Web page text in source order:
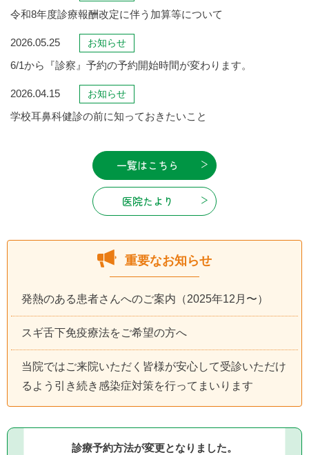
令和8年度診療報酬改定に伴う加算等について
2026.05.25 お知らせ
6/1から『診察』予約の予約開始時間が変わります。
2026.04.15 お知らせ
学校耳鼻科健診の前に知っておきたいこと
一覧はこちら
医院たより
重要なお知らせ
発熱のある患者さんへのご案内（2025年12月〜）
スギ舌下免疫療法をご希望の方へ
当院ではご来院いただく皆様が安心して受診いただけ
るよう引き続き感染症対策を行ってまいります
診療予約方法が変更となりました。